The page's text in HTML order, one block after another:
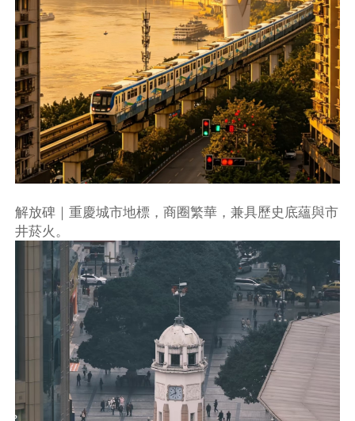
解放碑｜重慶城市地標，商圈繁華，兼具歷史底蘊與市
井菸火。